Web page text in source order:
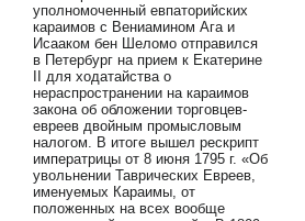
уполномоченный евпаторийских
караимов с Вениамином Ага и
Исааком бен Шеломо отправился
в Петербург на прием к Екатерине
II для ходатайства о
нераспространении на караимов
закона об обложении торговцев-
евреев двойным промысловым
налогом. В итоге вышел рескрипт
императрицы от 8 июня 1795 г. «Об
увольнении Таврических Евреев,
именуемых Караимы, от
положенных на всех вообще